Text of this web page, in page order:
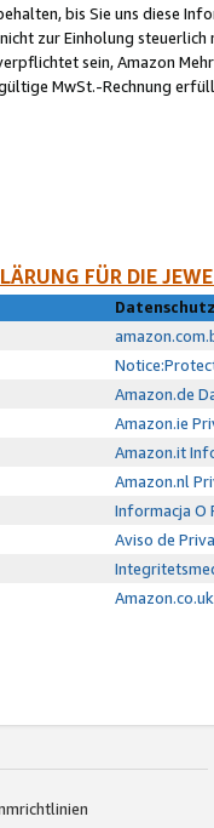
bis Sie uns diese
zur Einholung
sein, Amazon
MwSt.-Rechnung
FÜR DIE
Amazon.de
Amazon.ie
Amazon.it
Amazon.nl
Informacja O
Aviso de